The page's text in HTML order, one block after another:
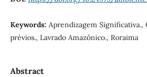
Keywords: Aprendizagem Significativa.,
prévios., Lavrado Amazônico., Roraima
Abstract